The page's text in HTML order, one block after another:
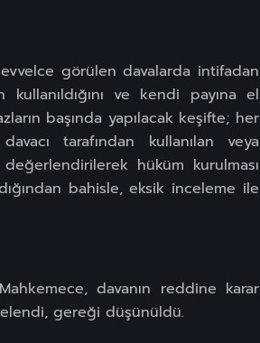
görülen davalarda intifadan
kullanıldığını ve kendi payına el
başında yapılacak keşifte; her
tarafından kullanılan veya
hüküm kurulması
bahisle, eksik inceleme ile
davanın reddine karar
gereği düşünüldü.